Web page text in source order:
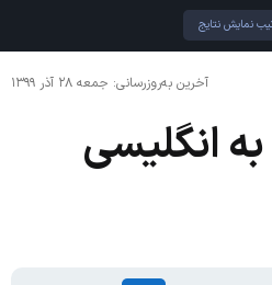
نمایش نتایج
آخرین به‌روزرسانی: جمعه ۲۸ آذر ۱۳۹۹
انگلیسی